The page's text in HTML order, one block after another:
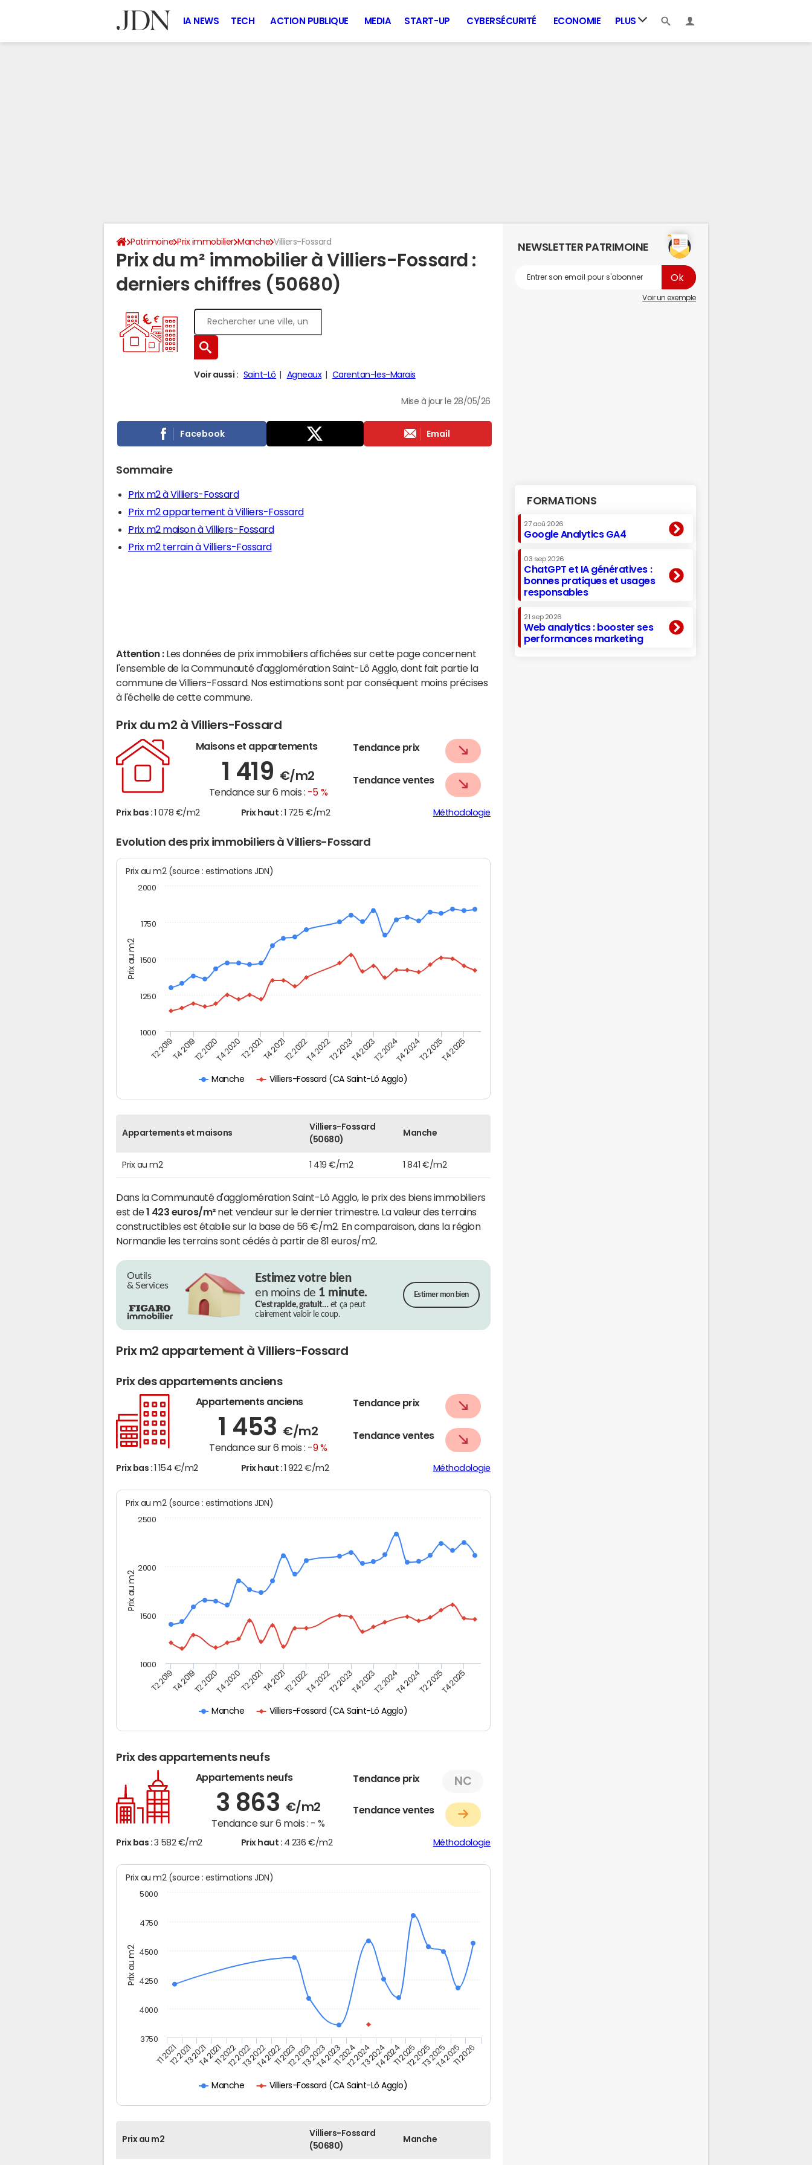
IA NEWS TECH ACTION PUBLIQUE MEDIA START-UP CYBERSÉCURITÉ ECONOMIE PLUS
Patrimoine Prix immobilier Manche Villiers-Fossard
Prix du m² immobilier à Villiers-Fossard :
derniers chiffres (50680)
Voir aussi : Saint-Lô Agneaux Carentan-les-Marais
Mise à jour le 28/05/26
Facebook Email
Sommaire
Prix m2 à Villiers-Fossard
Prix m2 appartement à Villiers-Fossard
Prix m2 maison à Villiers-Fossard
Prix m2 terrain à Villiers-Fossard
Attention : Les données de prix immobiliers affichées sur cette page concernent
l'ensemble de la Communauté d'agglomération Saint-Lô Agglo, dont fait partie la
commune de Villiers-Fossard. Nos estimations sont par conséquent moins précises
à l'échelle de cette commune.
Prix du m2 à Villiers-Fossard
Maisons et appartements
1 419 €/m2
Tendance sur 6 mois : -5 %
Tendance prix
Tendance ventes
Prix bas : 1 078 €/m2 Prix haut : 1 725 €/m2 Méthodologie
Evolution des prix immobiliers à Villiers-Fossard
Prix au m2
Prix au m2 (source : estimations JDN)
Manche Villiers-Fossard (CA Saint-Lô Agglo)
T2 2019T4 2019T2 2020T4 2020T2 2021T4 2021T2 2022T4 2022T2 2023T4 2023T2 2024T4 2024T2 2025T4 2025
1000
2000
1250
1500
1750
Appartements et maisons
Villiers-Fossard
(50680)
Manche
Prix au m2 1 419 €/m2 1 841 €/m2
Dans la Communauté d'agglomération Saint-Lô Agglo, le prix des biens immobiliers
est de1 423 euros/m²net vendeur sur le dernier trimestre. La valeur des terrains
constructibles est établie sur la base de 56 €/m2. En comparaison, dans la région
Normandie les terrains sont cédés à partir de 81 euros/m2.
Outils
& Services
Estimez votre bien
en moins de 1 minute.
C’est rapide, gratuit…et ça peut
clairement valoir le coup.
Estimer mon bien
Prix m2 appartement à Villiers-Fossard
Prix des appartements anciens
Appartements anciens
1 453 €/m2
Tendance sur 6 mois : -9 %
Tendance prix
Tendance ventes
Prix bas : 1 154 €/m2 Prix haut : 1 922 €/m2 Méthodologie
Prix au m2
Prix au m2 (source : estimations JDN)
Manche Villiers-Fossard (CA Saint-Lô Agglo)
T2 2019T4 2019T2 2020T4 2020T2 2021T4 2021T2 2022T4 2022T2 2023T4 2023T2 2024T4 2024T2 2025T4 2025
1000
1500
2000
2500
Prix des appartements neufs
Appartements neufs
3 863 €/m2
Tendance sur 6 mois : - %
Tendance prix NC
Tendance ventes
Prix bas : 3 582 €/m2 Prix haut : 4 236 €/m2 Méthodologie
Prix au m2
Prix au m2 (source : estimations JDN)
Manche Villiers-Fossard (CA Saint-Lô Agglo)
T1 2021T2 2021T3 2021T4 2021T1 2022T2 2022T3 2022T4 2022T1 2023T2 2023T3 2023T4 2023T1 2024T2 2024T3 2024T4 2024T1 2025T2 2025T3 2025T4 2025T1 2026
3750
4000
4250
4500
4750
5000
Prix au m2
Villiers-Fossard
(50680)
Manche
NEWSLETTER PATRIMOINE
Voir un exemple
FORMATIONS
27 aoû 2026
Google Analytics GA4
03 sep 2026
ChatGPT et IA génératives :
bonnes pratiques et usages
responsables
21 sep 2026
Web analytics : booster ses
performances marketing